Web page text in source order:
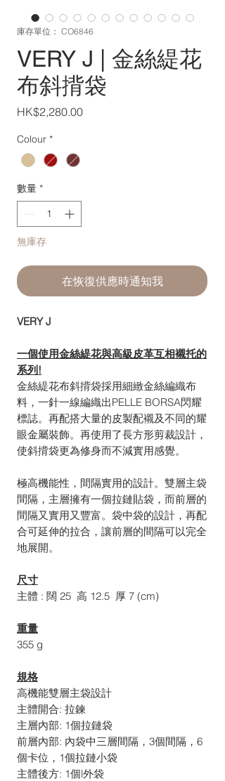
庫存單位： CO6846
VERY J | 金絲緹花
布斜揹袋
HK$2,280.00價
Colour *
數量 *
無庫存
在恢復供應時通知我
VERY J
一個使用金絲緹花與高級皮革互相襯托的
系列!
金絲緹花布斜揹袋採用細緻金絲編織布
料，一針一線編織出PELLE BORSA閃耀
標誌。再配搭大量的皮製配襯及不同的耀
眼金屬裝飾。再使用了長方形剪裁設計，
使斜揹袋更為修身而不減實用感覺。
極高機能性，間隔實用的設計。雙層主袋
間隔，主層擁有一個拉鏈貼袋，而前層的
間隔又實用又豐富。袋中袋的設計，再配
合可延伸的拉合，讓前層的間隔可以完全
地展開。
尺寸
主體 : 闊 25 高 12.5 厚 7 (cm)
重量
355 g
規格
高機能雙層主袋設計
主體開合: 拉鍊
主層內部: 1個拉鏈袋
前層內部: 內袋中三層間隔，3個間隔，6
個卡位，1個拉鏈小袋
主體後方: 1個l外袋